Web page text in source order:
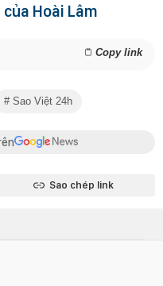
Hoài Lâm
Copy link
Sao Việt 24h
Sao chép link